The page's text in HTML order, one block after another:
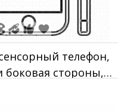
телефон,
боковая стороны,